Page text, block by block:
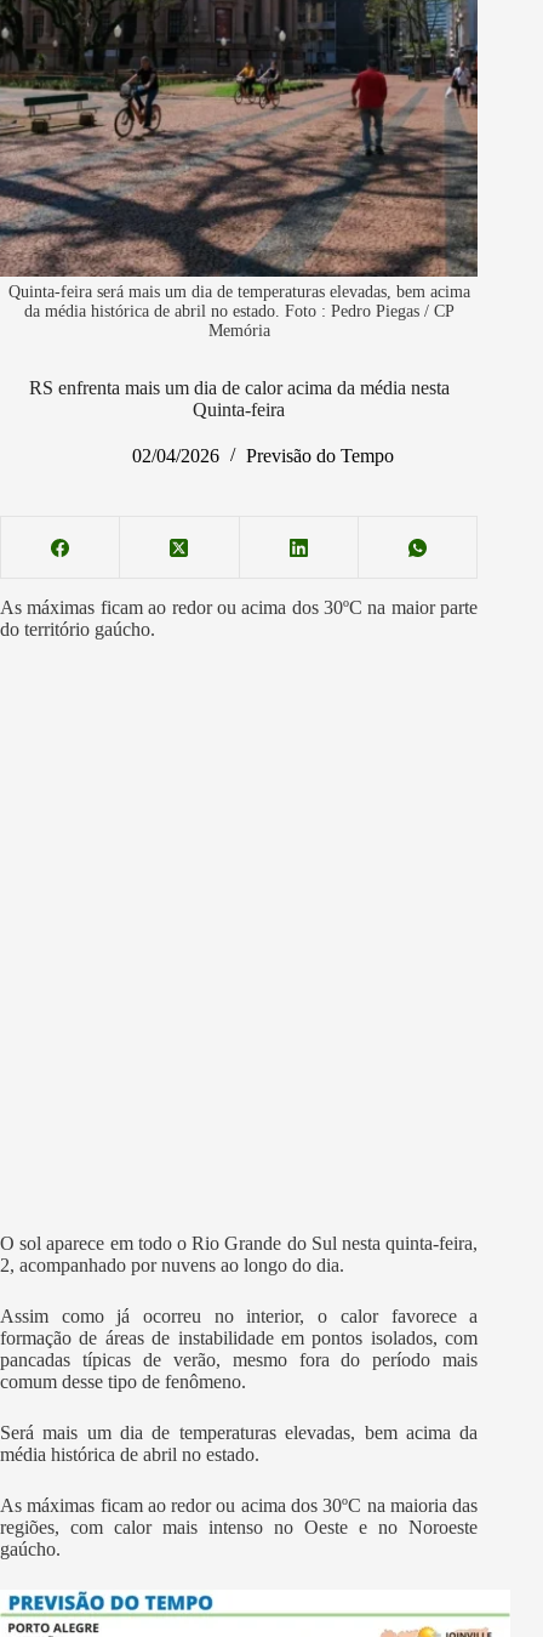
Quinta-feira será mais um dia de temperaturas elevadas, bem acima
da média histórica de abril no estado. Foto : Pedro Piegas / CP
Memória
RS enfrenta mais um dia de calor acima da média nesta
Quinta-feira
02/04/2026 Previsão do Tempo
As máximas ficam ao redor ou acima dos 30ºC na maior parte
do território gaúcho.
O sol aparece em todo o Rio Grande do Sul nesta quinta-feira,
2, acompanhado por nuvens ao longo do dia.
Assim como já ocorreu no interior, o calor favorece a
formação de áreas de instabilidade em pontos isolados, com
pancadas típicas de verão, mesmo fora do período mais
comum desse tipo de fenômeno.
Será mais um dia de temperaturas elevadas, bem acima da
média histórica de abril no estado.
As máximas ficam ao redor ou acima dos 30ºC na maioria das
regiões, com calor mais intenso no Oeste e no Noroeste
gaúcho.